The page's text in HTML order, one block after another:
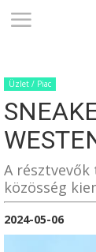
ONBRANDS
–
ALAPON
Üzlet / Piac
A
közösség
2024-05-06